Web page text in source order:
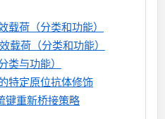
荷（分类和功能）
载荷（分类和功能）
类与功能）
特定原位抗体修饰
键重新桥接策略